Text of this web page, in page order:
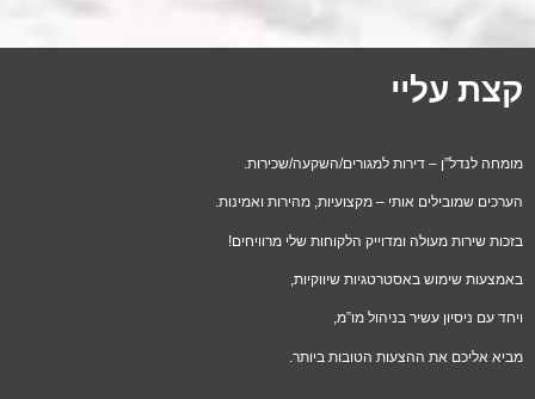
קצת עליי
מומחה לנדל”ן – דירות למגורים/השקעה/שכירות.
הערכים שמובילים אותי – מקצועיות, מהירות ואמינות.
בזכות שירות מעולה ומדוייק הלקוחות שלי מרוויחים!
באמצעות שימוש באסטרטגיות שיווקיות,
ויחד עם ניסיון עשיר בניהול מו”מ,
מביא אליכם את ההצעות הטובות ביותר.